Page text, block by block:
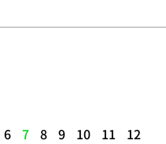
6 7 8 9 10 11 12